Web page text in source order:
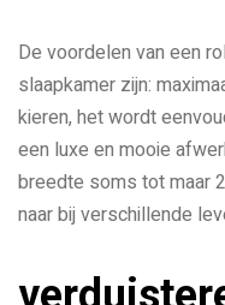
De voordelen van een
slaapkamer zijn:
kieren, het wordt
een luxe en mooie
breedte soms tot maar
naar bij verschillende